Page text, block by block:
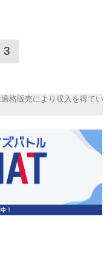
3
格販売により収入を得てい